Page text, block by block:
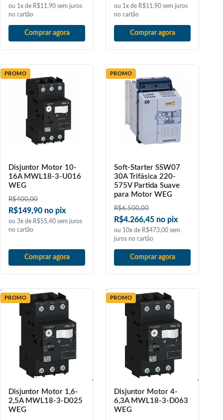
ou 1x de R$11,90 sem juros
no cartão
Comprar agora
ou 1x de R$11,90 sem juros
no cartão
Comprar agora
PROMO
Disjuntor Motor 10-
16A MWL18-3-U016
WEG
R$400,00
R$149,90 no pix
ou 3x de R$55,40 sem juros
no cartão
Comprar agora
PROMO
Soft-Starter SSW07
30A Trifásica 220-
575V Partida Suave
para Motor WEG
R$6.500,00
R$4.266,45 no pix
ou 10x de R$473,00 sem
juros no cartão
Comprar agora
PROMO
Disjuntor Motor 1,6-
2,5A MWL18-3-D025
WEG
PROMO
Disjuntor Motor 4-
6,3A MWL18-3-D063
WEG